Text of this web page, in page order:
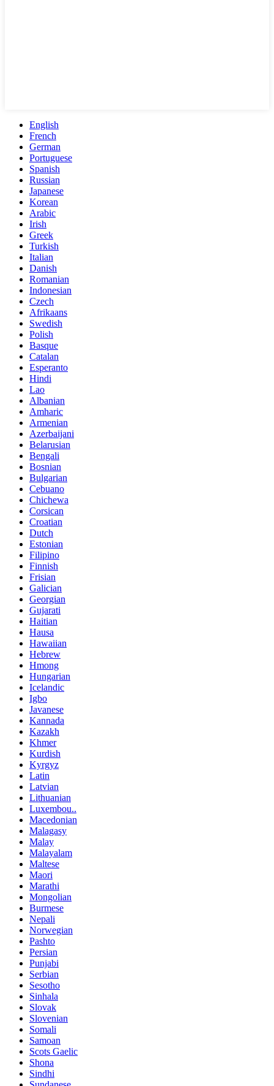
English
French
German
Portuguese
Spanish
Russian
Japanese
Korean
Arabic
Irish
Greek
Turkish
Italian
Danish
Romanian
Indonesian
Czech
Afrikaans
Swedish
Polish
Basque
Catalan
Esperanto
Hindi
Lao
Albanian
Amharic
Armenian
Azerbaijani
Belarusian
Bengali
Bosnian
Bulgarian
Cebuano
Chichewa
Corsican
Croatian
Dutch
Estonian
Filipino
Finnish
Frisian
Galician
Georgian
Gujarati
Haitian
Hausa
Hawaiian
Hebrew
Hmong
Hungarian
Icelandic
Igbo
Javanese
Kannada
Kazakh
Khmer
Kurdish
Kyrgyz
Latin
Latvian
Lithuanian
Luxembou..
Macedonian
Malagasy
Malay
Malayalam
Maltese
Maori
Marathi
Mongolian
Burmese
Nepali
Norwegian
Pashto
Persian
Punjabi
Serbian
Sesotho
Sinhala
Slovak
Slovenian
Somali
Samoan
Scots Gaelic
Shona
Sindhi